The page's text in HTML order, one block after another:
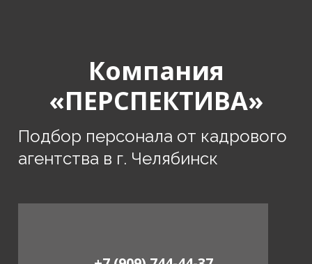
Подбор персонала от кадрового
агентства в г. Челябинск
Компания
«ПЕРСПЕКТИВА»